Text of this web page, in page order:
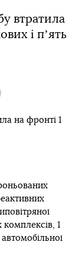
втратила
і пʼять
Viber
на фронті 1
1